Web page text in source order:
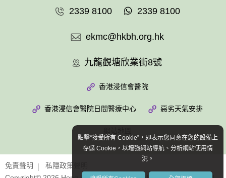
2339 8100 2339 8100
ekmc@hkbh.org.hk
九龍觀塘欣業街8號
香港浸信會醫院
香港浸信會醫院日間醫療中心 惡劣天氣安排
免責聲明 私隱政策聲明
點擊“接受所有 Cookie”，即表示您同意在您的設備上
存儲 Cookie，以增強網站導航、分析網站使用情
況。